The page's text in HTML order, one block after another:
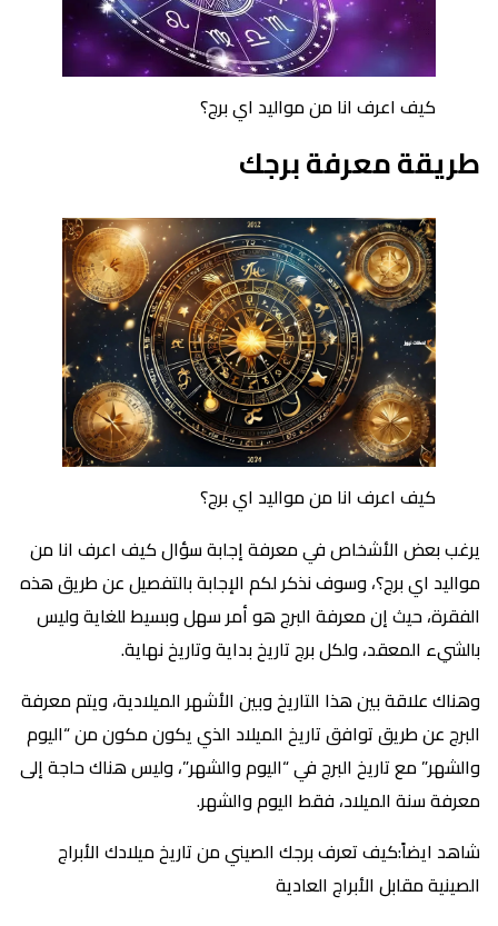
كيف اعرف انا من مواليد اي برج؟
طريقة معرفة برجك
كيف اعرف انا من مواليد اي برج؟
يرغب بعض الأشخاص في معرفة إجابة سؤال كيف اعرف انا من
مواليد اي برج؟، وسوف نذكر لكم الإجابة بالتفصيل عن طريق هذه
الفقرة، حيث إن معرفة البرج هو أمر سهل وبسيط للغاية وليس
بالشيء المعقد، ولكل برج تاريخ بداية وتاريخ نهاية.
وهناك علاقة بين هذا التاريخ وبين الأشهر الميلادية، ويتم معرفة
البرج عن طريق توافق تاريخ الميلاد الذي يكون مكون من “اليوم
والشهر” مع تاريخ البرج في “اليوم والشهر”، وليس هناك حاجة إلى
معرفة سنة الميلاد، فقط اليوم والشهر.
شاهد ايضاً:كيف تعرف برجك الصيني من تاريخ ميلادك الأبراج
الصينية مقابل الأبراج العادية